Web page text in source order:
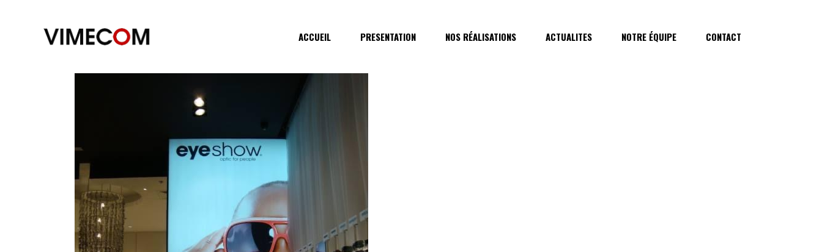
ACCUEIL PRESENTATION NOS RÉALISATIONS ACTUALITES NOTRE ÉQUIPE CONTACT